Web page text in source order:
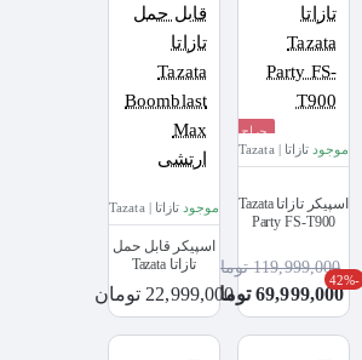
حراج
موجود تازاتا | Tazata
اسپیکر تازاتا Tazata
Party FS-T900
-42%
69,999,000 تومان
119,999,000 تومان
موجود تازاتا | Tazata
اسپیکر قابل حمل
تازاتا Tazata
ارتشی
22,999,000 تومان